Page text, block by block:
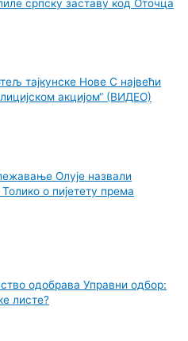
српску заставу код Оточца
тајкунске Нове С највећи
акцијом“ (ВИДЕО)
Олује назвали
о пијетету према
одобрава Управни одбор:
листе?